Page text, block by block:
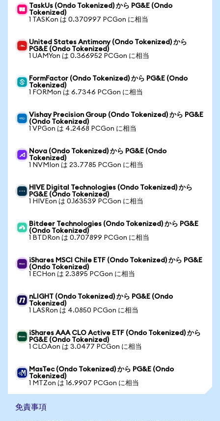
TaskUs (Ondo Tokenized) から PG&E (Ondo
Tokenized)
1 TASKon は 0.370997 PCGon に相当
United States Antimony (Ondo Tokenized) から
PG&E (Ondo Tokenized)
1 UAMYon は 0.366952 PCGon に相当
FormFactor (Ondo Tokenized) から PG&E (Ondo
Tokenized)
1 FORMon は 6.7346 PCGon に相当
Vishay Precision Group (Ondo Tokenized) から PG&E
(Ondo Tokenized)
1 VPGon は 4.2468 PCGon に相当
Nova (Ondo Tokenized) から PG&E (Ondo
Tokenized)
1 NVMIon は 23.7785 PCGon に相当
HIVE Digital Technologies (Ondo Tokenized) から
PG&E (Ondo Tokenized)
1 HIVEon は 0.163539 PCGon に相当
Bitdeer Technologies (Ondo Tokenized) から PG&E
(Ondo Tokenized)
1 BTDRon は 0.707899 PCGon に相当
iShares MSCI Chile ETF (Ondo Tokenized) から PG&E
(Ondo Tokenized)
1 ECHon は 2.3895 PCGon に相当
nLIGHT (Ondo Tokenized) から PG&E (Ondo
Tokenized)
1 LASRon は 4.0850 PCGon に相当
iShares AAA CLO Active ETF (Ondo Tokenized) から
PG&E (Ondo Tokenized)
1 CLOAon は 3.0477 PCGon に相当
MasTec (Ondo Tokenized) から PG&E (Ondo
Tokenized)
1 MTZon は 16.9907 PCGon に相当
免責事項